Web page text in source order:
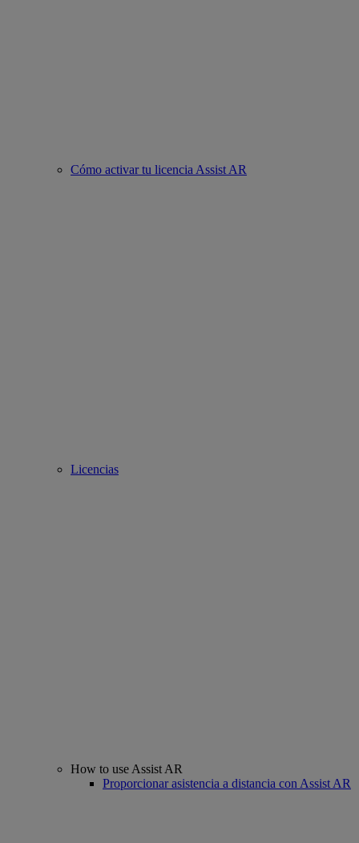
Cómo activar tu licencia Assist AR
Licencias
How to use Assist AR
Proporcionar asistencia a distancia con Assist AR